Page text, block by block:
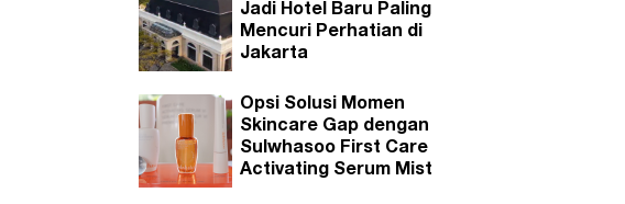
Jadi Hotel Baru Paling
Mencuri Perhatian di
Jakarta
Opsi Solusi Momen
Skincare Gap dengan
Sulwhasoo First Care
Activating Serum Mist